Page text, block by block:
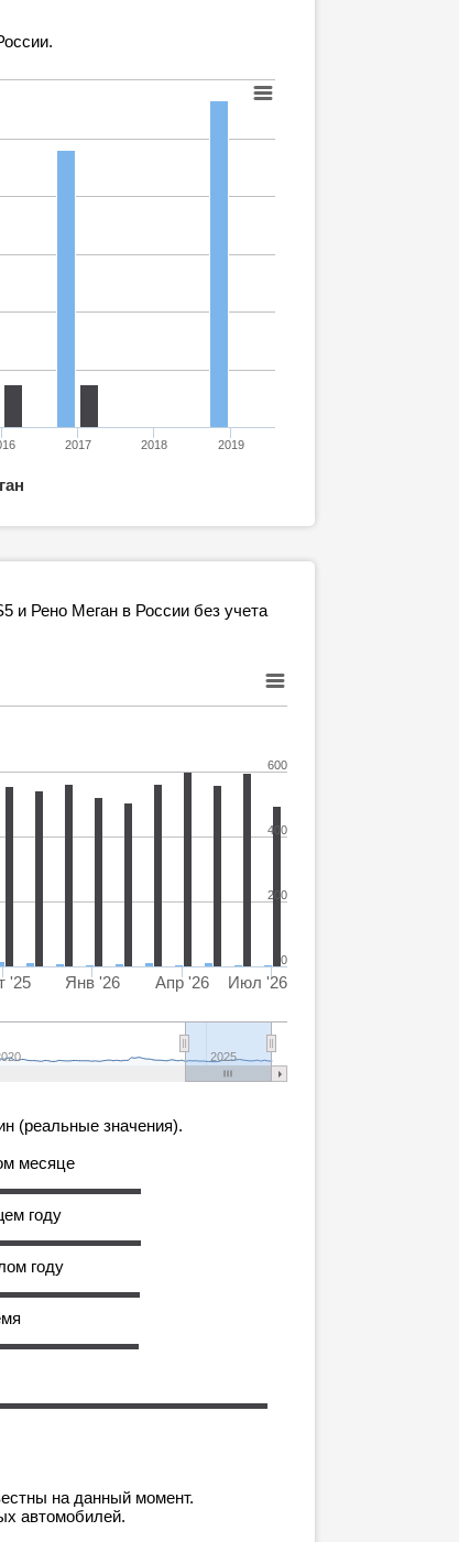
2017 2018 2019
и Рено Меган в России без учета
'25 Янв '26 Апр '26 Июл '26
2025
0
200
400
600
(реальные значения).
месяце
году
году
на данный момент.
автомобилей.